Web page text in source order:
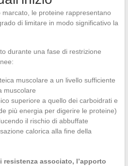
le proteine rappresentano
di limitare in modo significativo la
durante una fase di restrizione
muscolare a un livello sufficiente
muscolare
superiore a quello dei carboidrati e
più energia per digerire le proteine)
il rischio di abbuffate
calorica alla fine della
resistenza associato, l’apporto